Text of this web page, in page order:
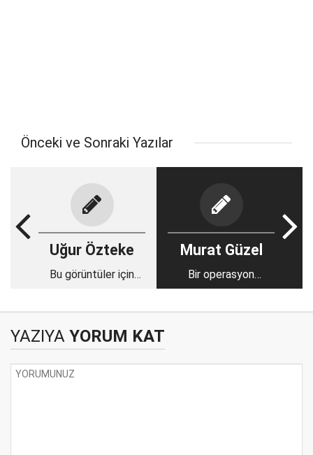
Önceki ve Sonraki Yazılar
Uğur Özteke
Bu görüntüler için
Murat Güzel
Bir operasyon
dolayısıyla
YAZIYA YORUM KAT